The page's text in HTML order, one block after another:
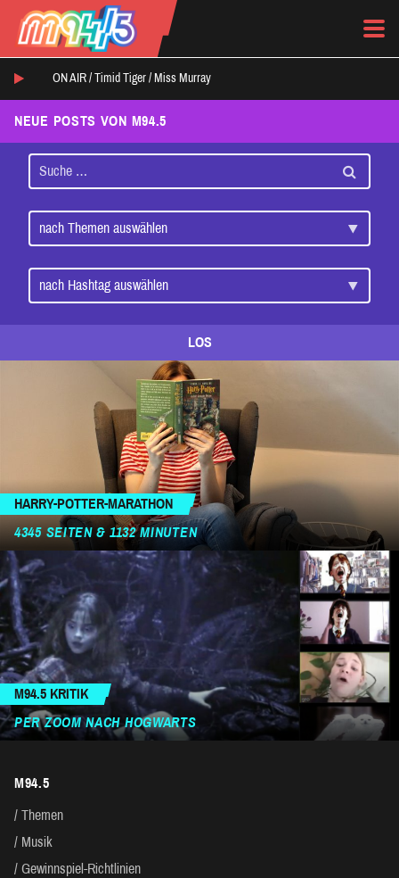
ON AIR / Timid Tiger / Miss Murray
NEUE POSTS VON M94.5
LOS
HARRY-POTTER-MARATHON
4345 SEITEN & 1132 MINUTEN
M94.5 KRITIK
PER ZOOM NACH HOGWARTS
M94.5
Themen
Musik
Gewinnspiel-Richtlinien